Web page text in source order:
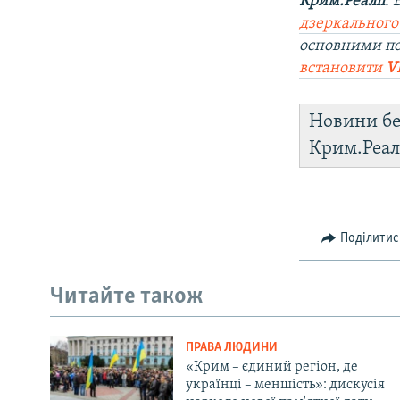
основними
встановити
Новини
Читайте також
ПРАВА ЛЮДИНИ
«Крим – єдиний регіон, де
українці – меншість»: дискусія